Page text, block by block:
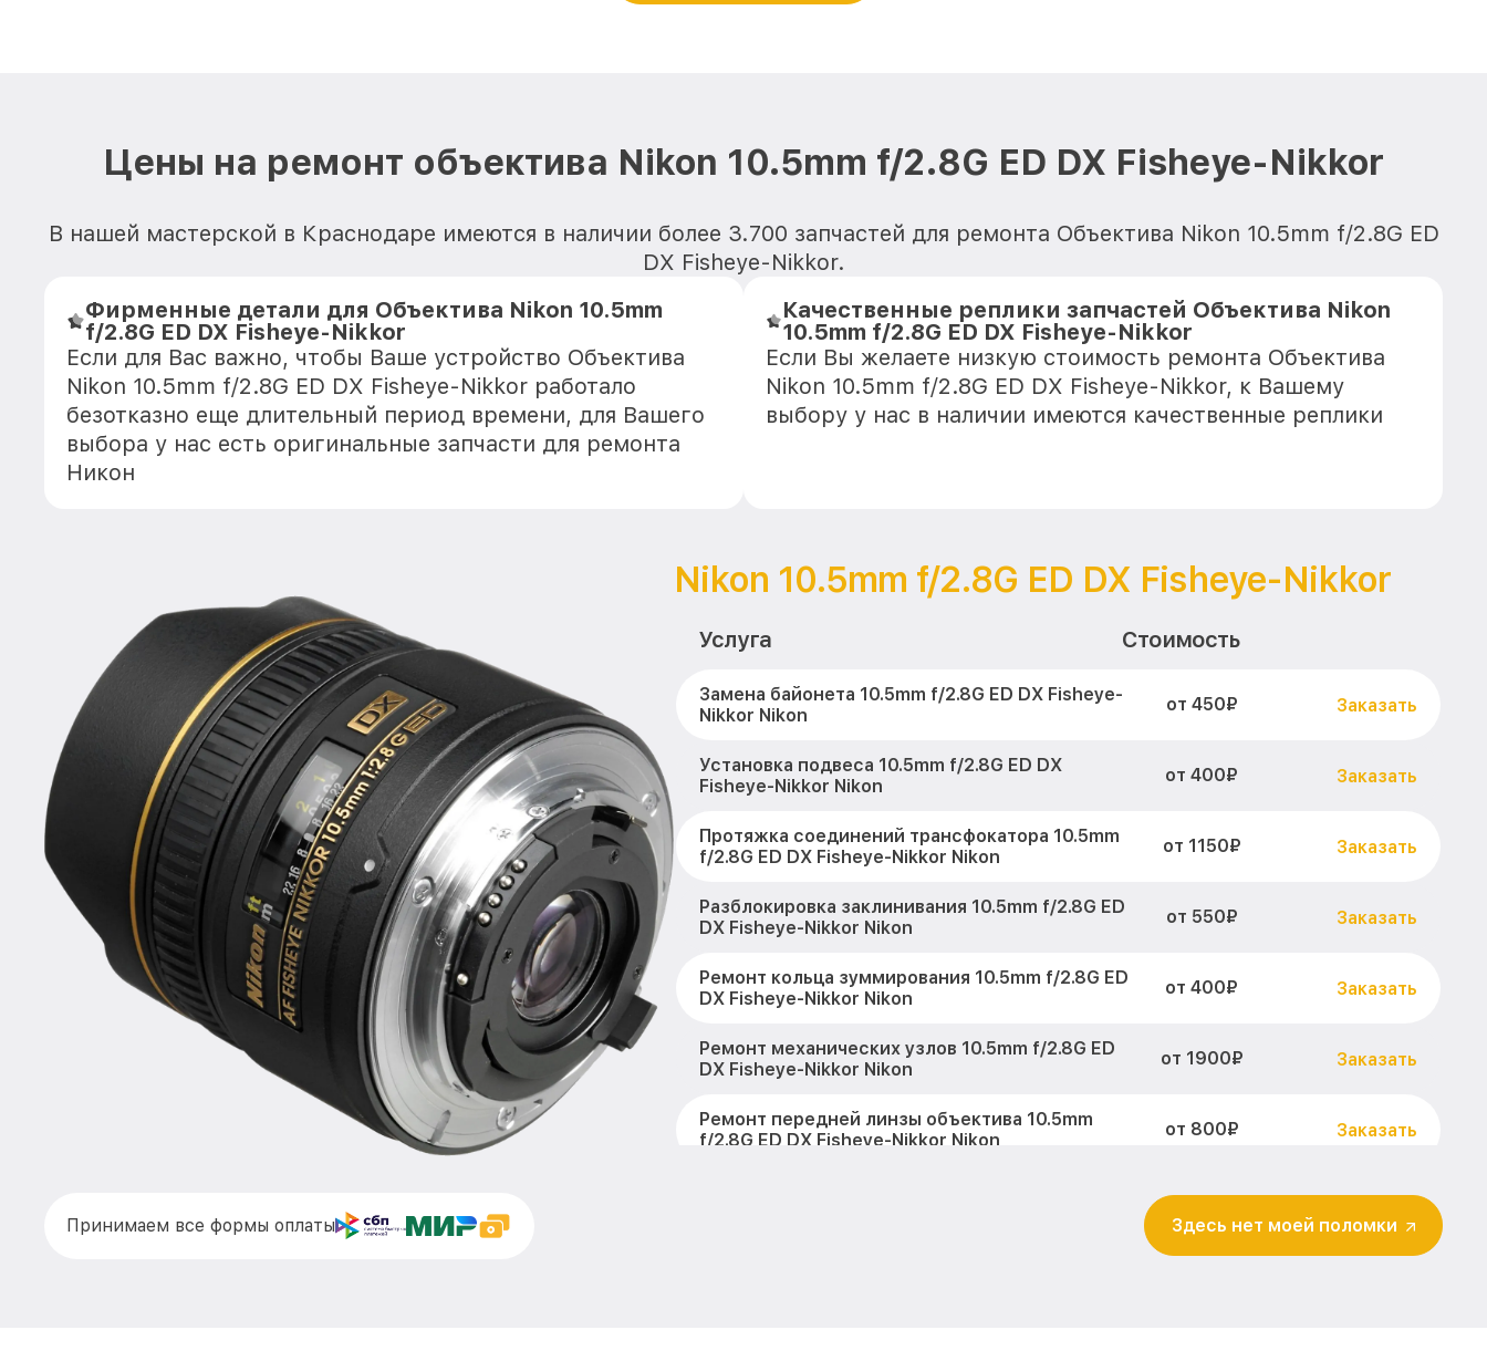
Цены на ремонт объектива Nikon 10.5mm f/2.8G ED DX Fisheye-Nikkor
В нашей мастерской в Краснодаре имеются в наличии более 3.700 запчастей для ремонта Объектива Nikon 10.5mm f/2.8G ED
DX Fisheye-Nikkor.
Фирменные детали для Объектива Nikon 10.5mm
f/2.8G ED DX Fisheye-Nikkor
Если для Вас важно, чтобы Ваше устройство Объектива
Nikon 10.5mm f/2.8G ED DX Fisheye-Nikkor работало
безотказно еще длительный период времени, для Вашего
выбора у нас есть оригинальные запчасти для ремонта
Никон
Качественные реплики запчастей Объектива Nikon
10.5mm f/2.8G ED DX Fisheye-Nikkor
Если Вы желаете низкую стоимость ремонта Объектива
Nikon 10.5mm f/2.8G ED DX Fisheye-Nikkor, к Вашему
выбору у нас в наличии имеются качественные реплики
Nikon 10.5mm f/2.8G ED DX Fisheye-Nikkor
Услуга Стоимость
Замена байонета 10.5mm f/2.8G ED DX Fisheye-
Nikkor Nikon
от 450₽ Заказать
Установка подвеса 10.5mm f/2.8G ED DX
Fisheye-Nikkor Nikon
от 400₽ Заказать
Протяжка соединений трансфокатора 10.5mm
f/2.8G ED DX Fisheye-Nikkor Nikon
от 1150₽ Заказать
Разблокировка заклинивания 10.5mm f/2.8G ED
DX Fisheye-Nikkor Nikon
от 550₽ Заказать
Ремонт кольца зуммирования 10.5mm f/2.8G ED
DX Fisheye-Nikkor Nikon
от 400₽ Заказать
Ремонт механических узлов 10.5mm f/2.8G ED
DX Fisheye-Nikkor Nikon
от 1900₽ Заказать
Ремонт передней линзы объектива 10.5mm
f/2.8G ED DX Fisheye-Nikkor Nikon
от 800₽ Заказать
от 600₽ Заказать
Принимаем все формы оплаты Здесь нет моей поломки